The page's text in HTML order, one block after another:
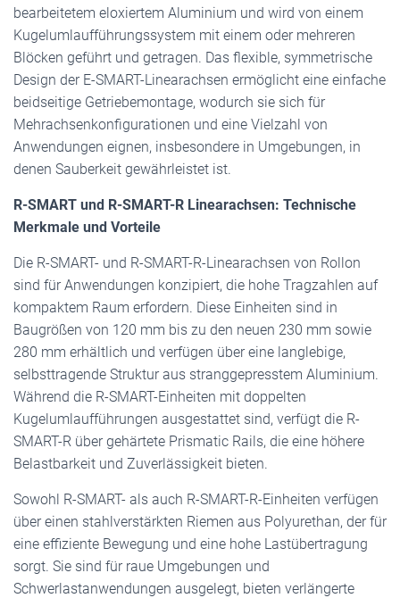
bearbeitetem eloxiertem Aluminium und wird von einem
Kugelumlaufführungssystem mit einem oder mehreren
Blöcken geführt und getragen. Das flexible, symmetrische
Design der E-SMART-Linearachsen ermöglicht eine einfache
beidseitige Getriebemontage, wodurch sie sich für
Mehrachsenkonfigurationen und eine Vielzahl von
Anwendungen eignen, insbesondere in Umgebungen, in
denen Sauberkeit gewährleistet ist.
R-SMART und R-SMART-R Linearachsen: Technische
Merkmale und Vorteile
Die R-SMART- und R-SMART-R-Linearachsen von Rollon
sind für Anwendungen konzipiert, die hohe Tragzahlen auf
kompaktem Raum erfordern. Diese Einheiten sind in
Baugrößen von 120 mm bis zu den neuen 230 mm sowie
280 mm erhältlich und verfügen über eine langlebige,
selbsttragende Struktur aus stranggepresstem Aluminium.
Während die R-SMART-Einheiten mit doppelten
Kugelumlaufführungen ausgestattet sind, verfügt die R-
SMART-R über gehärtete Prismatic Rails, die eine höhere
Belastbarkeit und Zuverlässigkeit bieten.
Sowohl R-SMART- als auch R-SMART-R-Einheiten verfügen
über einen stahlverstärkten Riemen aus Polyurethan, der für
eine effiziente Bewegung und eine hohe Lastübertragung
sorgt. Sie sind für raue Umgebungen und
Schwerlastanwendungen ausgelegt, bieten verlängerte